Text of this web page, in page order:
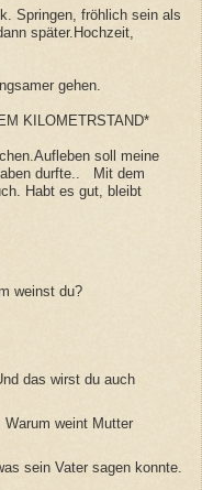
Springen, fröhlich sein als
später.Hochzeit,
gehen.
KILOMETRSTAND*
soll meine
durfte.. Mit dem
Habt es gut, bleibt
weinst du?
das wirst du auch
weint Mutter
sein Vater sagen konnte.